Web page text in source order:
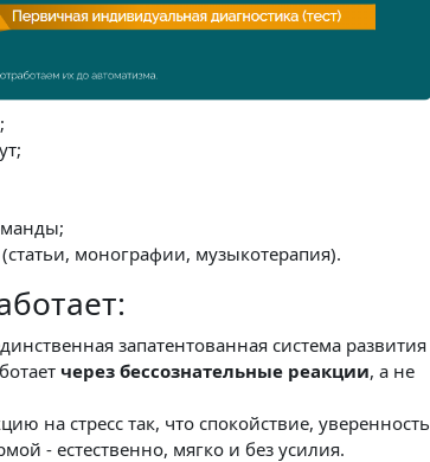
монографии, музыкотерапия).
запатентованная система развития
через бессознательные реакции, а не
на стресс так, что спокойствие, уверенность
- естественно, мягко и без усилия.